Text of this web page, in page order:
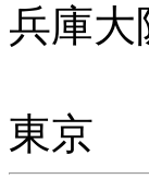
兵庫大
東京